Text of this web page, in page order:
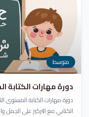
متوسط
دورة مهارات الكتابة
دورة مهارات الكتابة المستوى
الكتابي مع التركيز على الجمل